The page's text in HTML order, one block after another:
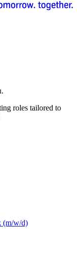
roles tailored to
(m/w/d)